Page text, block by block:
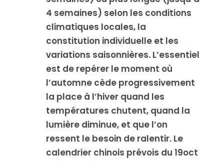
4 semaines) selon les conditions
climatiques locales, la
constitution individuelle et les
variations saisonnières. L’essentiel
est de repérer le moment où
l’automne cède progressivement
la place à l’hiver quand les
températures chutent, quand la
lumière diminue, et que l’on
ressent le besoin de ralentir. Le
calendrier chinois prévois du 19oct